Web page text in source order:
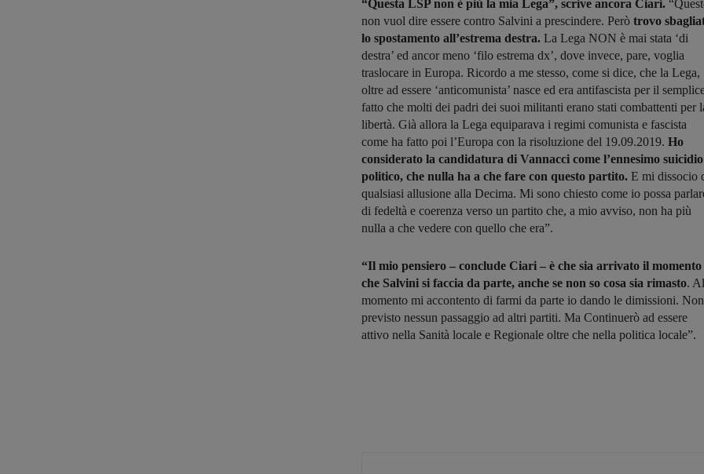
“Questa LSP non è più la mia Lega”, scrive ancora Ciari.
non vuol dire essere contro Salvini a prescindere. Però trovo
lo spostamento all’estrema destra. La Lega NON è mai stata ‘di
destra’ ed ancor meno ‘filo estrema dx’, dove invece, pare, voglia
traslocare in Europa. Ricordo a me stesso, come si dice, che la Lega,
oltre ad essere ‘anticomunista’ nasce ed era antifascista per il
fatto che molti dei padri dei suoi militanti erano stati combattenti per
libertà. Già allora la Lega equiparava i regimi comunista e fascista
come ha fatto poi l’Europa con la risoluzione del 19.09.2019. Ho
considerato la candidatura di Vannacci come l’ennesimo suicidio
politico, che nulla ha a che fare con questo partito. E mi dissocio
qualsiasi allusione alla Decima. Mi sono chiesto come io possa
di fedeltà e coerenza verso un partito che, a mio avviso, non ha più
nulla a che vedere con quello che era”.
“Il mio pensiero – conclude Ciari – è che sia arrivato il momento
che Salvini si faccia da parte, anche se non so cosa sia rimasto. Al
momento mi accontento di farmi da parte io dando le dimissioni.
previsto nessun passaggio ad altri partiti. Ma Continuerò ad essere
attivo nella Sanità locale e Regionale oltre che nella politica locale”.